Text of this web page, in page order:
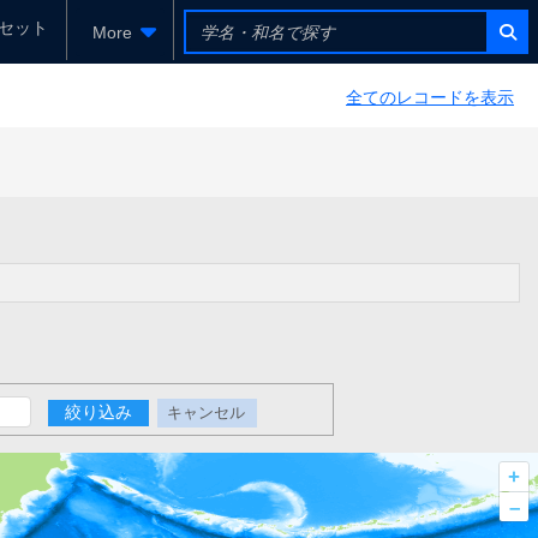
ット More
全てのレコードを表示
絞り込み キャンセル
+
–